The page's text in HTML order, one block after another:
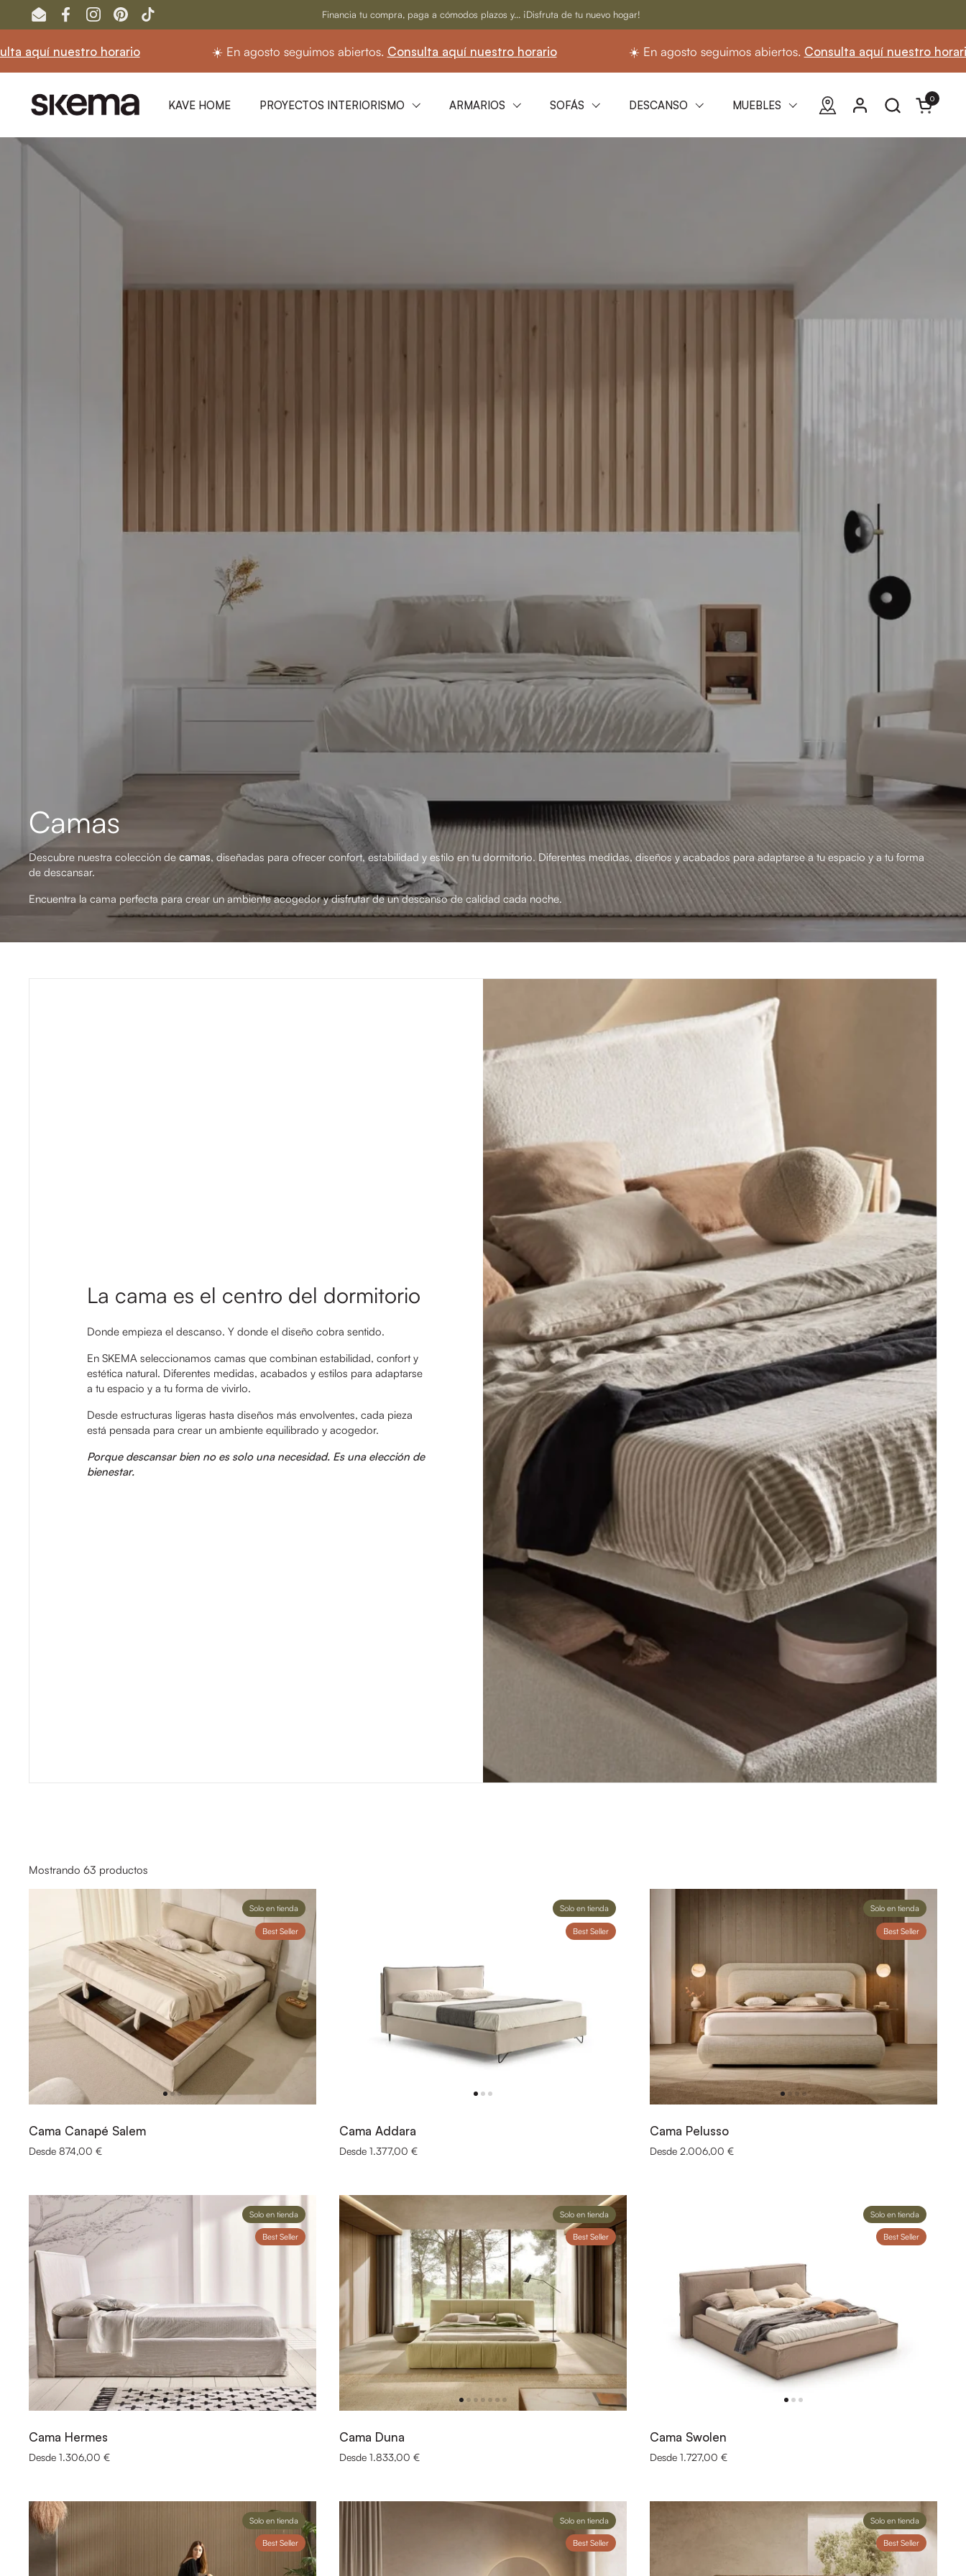
Ir al contenido
EmailFacebookInstagram
PinterestTikTok
Financia tu compra, paga a cómodos plazos y... ¡Disfruta de tu nuevo hogar!
☀️ En agosto seguimos abiertos.Consulta aquí nuestro horario ☀️ En agosto seguimos abiertos.Consulta aquí nuestro horario ☀️ En agosto
Abrir
0
KAVE HOME PROYECTOS INTERIORISMO ARMARIOS SOFÁS DESCANSO MUEBLES
Camas
Descubre nuestra colección de camas, diseñadas para ofrecer confort, estabilidad y estilo en tu dormitorio. Diferentes medidas, diseños y acabados para adaptarse a tu espacio y a tu forma
de descansar.
Encuentra la cama perfecta para crear un ambiente acogedor y disfrutar de un descanso de calidad cada noche.
La cama es el centro del dormitorio
Donde empieza el descanso. Y donde el diseño cobra sentido.
En SKEMA seleccionamos camas que combinan estabilidad, confort y
estética natural. Diferentes medidas, acabados y estilos para adaptarse
a tu espacio y a tu forma de vivirlo.
Desde estructuras ligeras hasta diseños más envolventes, cada pieza
está pensada para crear un ambiente equilibrado y acogedor.
Porque descansar bien no es solo una necesidad. Es una elección de
bienestar.
Mostrando 63 productos
Cama Canapé Salem
Desde 874,00 €
Solo en tienda
Best Seller
Cama Addara
Desde 1.377,00 €
Solo en tienda
Best Seller
Cama Pelusso
Desde 2.006,00 €
Solo en tienda
Best Seller
Cama Hermes
Desde 1.306,00 €
Solo en tienda
Best Seller
Cama Duna
Desde 1.833,00 €
Solo en tienda
Best Seller
Cama Swolen
Desde 1.727,00 €
Solo en tienda
Best Seller
Solo en tienda
Best Seller
Solo en tienda
Best Seller
Solo en tienda
Best Seller